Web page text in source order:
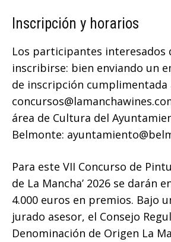
Inscripción y horarios
Los participantes interesados
inscribirse: bien enviando un
de inscripción cumplimentada
área de Cultura del
Belmonte:
Para este VII Concurso de
de La Mancha’ 2026 se darán
4.000 euros en premios. Bajo
jurado asesor, el Consejo
Denominación de Origen La